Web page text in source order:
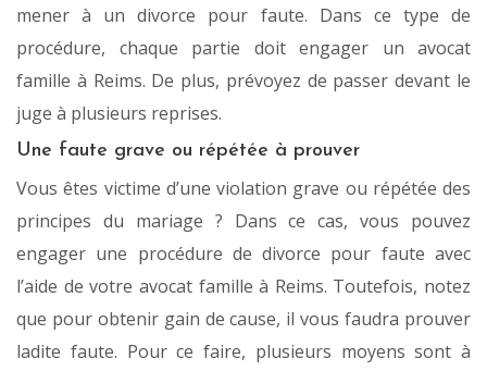
mener à un divorce pour faute. Dans ce type de
procédure, chaque partie doit engager un avocat
famille à Reims. De plus, prévoyez de passer devant le
juge à plusieurs reprises.
Une faute grave ou répétée à prouver
Vous êtes victime d’une violation grave ou répétée des
principes du mariage ? Dans ce cas, vous pouvez
engager une procédure de divorce pour faute avec
l’aide de votre avocat famille à Reims. Toutefois, notez
que pour obtenir gain de cause, il vous faudra prouver
ladite faute. Pour ce faire, plusieurs moyens sont à